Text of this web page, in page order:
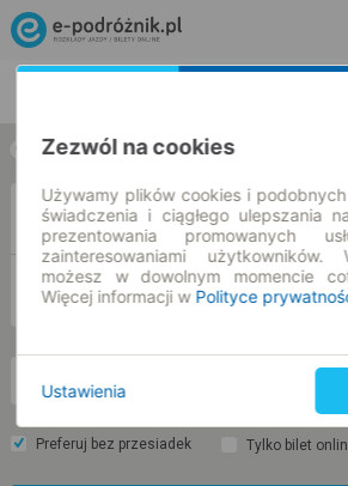
w jedną stronę w obie strony
Z
DO
nd. 9 sie.
Preferuj bez przesiadek Tylko bilet
Zezwól na cookies
Używamy plików cookies i
świadczenia i ciągłego ulepszania
prezentowania promowanych
zainteresowaniami użytkowników.
możesz w dowolnym momencie
Więcej informacji w Polityce
Ustawienia